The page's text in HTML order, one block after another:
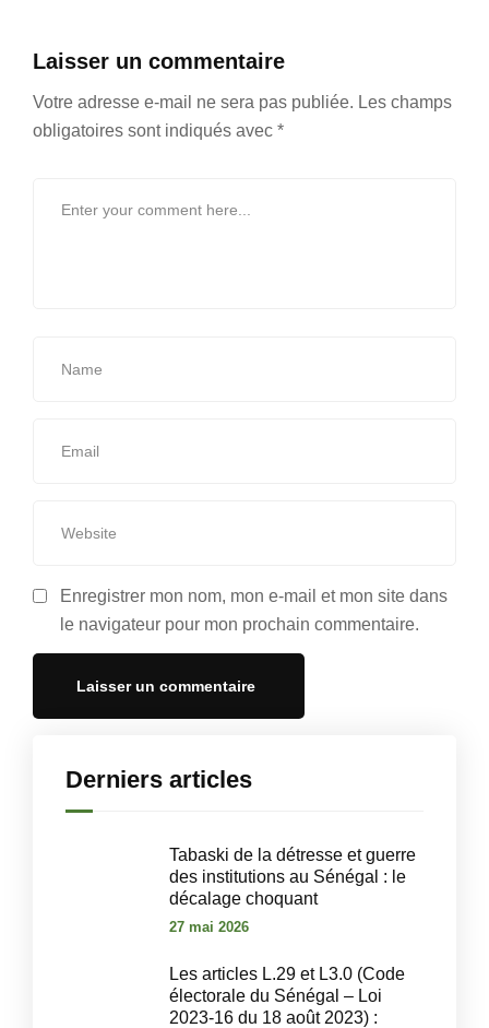
Laisser un commentaire
Votre adresse e-mail ne sera pas publiée. Les champs
obligatoires sont indiqués avec *
Enregistrer mon nom, mon e-mail et mon site dans
le navigateur pour mon prochain commentaire.
Derniers articles
Tabaski de la détresse et guerre
des institutions au Sénégal : le
décalage choquant
27 mai 2026
Les articles L.29 et L3.0 (Code
électorale du Sénégal – Loi
2023-16 du 18 août 2023) :